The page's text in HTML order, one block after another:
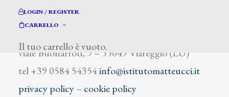
LOGIN / REGISTER
CARRELLO
Il tuo carrello è vuoto.
viale Buonarroti, 9 – 55049 Viareggio (LU)
tel +39 0584 54354info@istitutomatteucci.it
privacy policy– cookie policy